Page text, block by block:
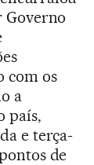
com os
a
país,
e terça-
de